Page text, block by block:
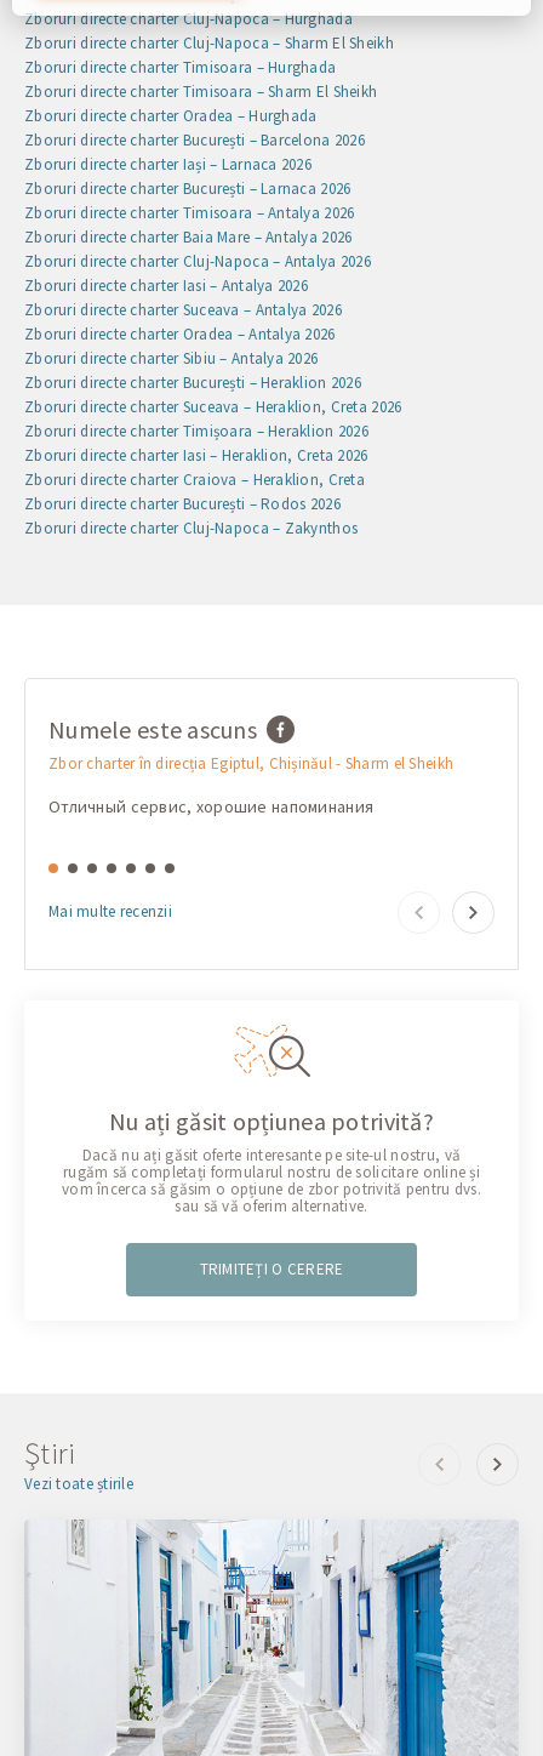
Zboruri directe charter Cluj-Napoca – Hurghada
Zboruri directe charter Cluj-Napoca – Sharm El Sheikh
Zboruri directe charter Timisoara – Hurghada
Zboruri directe charter Timisoara – Sharm El Sheikh
Zboruri directe charter Oradea – Hurghada
Zboruri directe charter București – Barcelona 2026
Zboruri directe charter Iași – Larnaca 2026
Zboruri directe charter București – Larnaca 2026
Zboruri directe charter Timisoara – Antalya 2026
Zboruri directe charter Baia Mare – Antalya 2026
Zboruri directe charter Cluj-Napoca – Antalya 2026
Zboruri directe charter Iasi – Antalya 2026
Zboruri directe charter Suceava – Antalya 2026
Zboruri directe charter Oradea – Antalya 2026
Zboruri directe charter Sibiu – Antalya 2026
Zboruri directe charter București – Heraklion 2026
Zboruri directe charter Suceava – Heraklion, Creta 2026
Zboruri directe charter Timișoara – Heraklion 2026
Zboruri directe charter Iasi – Heraklion, Creta 2026
Zboruri directe charter Craiova – Heraklion, Creta
Zboruri directe charter București – Rodos 2026
Zboruri directe charter Cluj-Napoca – Zakynthos
Numele este ascuns
Zbor charter în direcția Egiptul, Chișinăul - Sharm el Sheikh
Отличный сервис, хорошие напоминания
Mai multe recenzii
Nu ați găsit opțiunea potrivită?
Dacă nu ați găsit oferte interesante pe site-ul nostru, vă
rugăm să completați formularul nostru de solicitare online și
vom încerca să găsim o opțiune de zbor potrivită pentru dvs.
sau să vă oferim alternative.
TRIMITEȚI O CERERE
Ştiri
Vezi toate știrile
cookie-uri. Vă puteți actualiza preferințele făcând clic pe
butonul de setări cookie sau în orice moment vizitând
politica noastră privind cookie-urile.